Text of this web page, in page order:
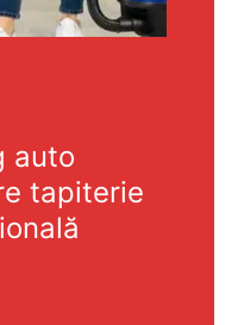
auto
tapiterie